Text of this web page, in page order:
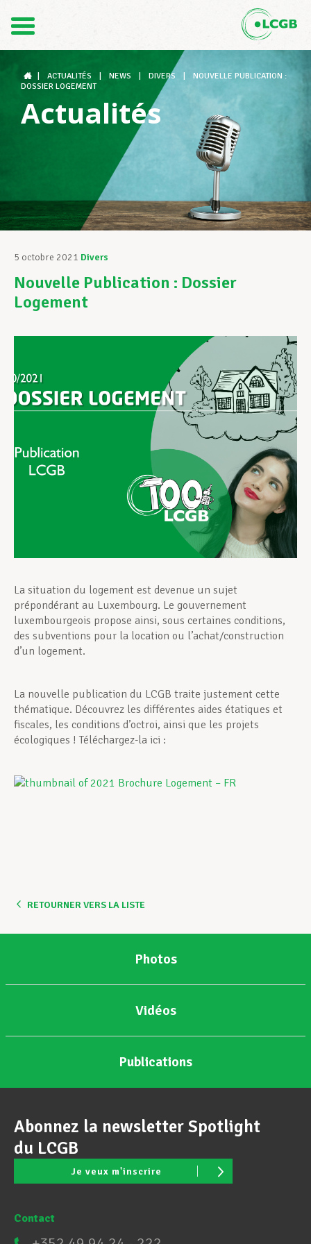
DE
Le LCGB
Structures syndicales
Assistance au Travail
Vos droits
Développement professionnel
Devenir Membre
ACTUALITÉS NEWS DIVERS
NOUVELLE PUBLICATION :
DOSSIER LOGEMENT
Actualités
5 octobre 2021 Divers
Nouvelle Publication : Dossier
Logement
La situation du logement est devenue un sujet
prépondérant au Luxembourg. Le gouvernement
luxembourgeois propose ainsi, sous certaines conditions,
des subventions pour la location ou l’achat/construction
d’un logement.
La nouvelle publication du LCGB traite justement cette
thématique. Découvrez les différentes aides étatiques et
fiscales, les conditions d’octroi, ainsi que les projets
écologiques ! Téléchargez-la ici :
RETOURNER VERS LA LISTE
Photos
Vidéos
Publications
Abonnez la newsletter Spotlight
du LCGB
Je veux m'inscrire
Contact